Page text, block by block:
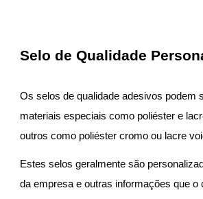
Selo de Qualidade
Os selos de qualidade adesivos podem
materiais especiais como poliéster e
outros como poliéster cromo ou lacre
Estes selos geralmente são
da empresa e outras informações que o